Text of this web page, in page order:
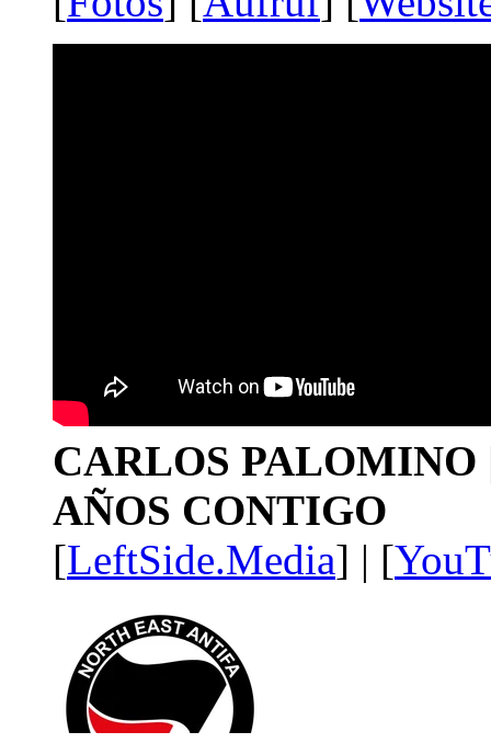
CARLOS PALOMINO
AÑOS CONTIGO
[LeftSide.Media] | [